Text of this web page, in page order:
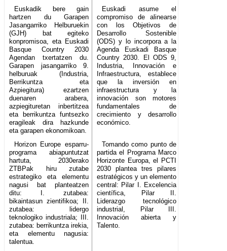
Euskadik bere gain
hartzen du Garapen
Jasangarriko Helburuekin
(GJH) bat egiteko
konpromisoa, eta Euskadi
Basque Country 2030
Agendan txertatzen du.
Garapen jasangarriko 9.
helburuak (Industria,
Berrikuntza eta
Azpiegitura) ezartzen
duenaren arabera,
azpiegituretan inbertitzea
eta berrikuntza funtsezko
eragileak dira hazkunde
eta garapen ekonomikoan.
Euskadi asume el
compromiso de alinearse
con los Objetivos de
Desarrollo Sostenible
(ODS) y lo incorpora a la
Agenda Euskadi Basque
Country 2030. El ODS 9,
Industria, Innovación e
Infraestructura, establece
que la inversión en
infraestructura y la
innovación son motores
fundamentales de
crecimiento y desarrollo
económico.
Horizon Europe esparru-
programa abiapuntutzat
hartuta, 2030erako
ZTBPak hiru zutabe
estrategiko eta elementu
nagusi bat planteatzen
ditu: I. zutabea:
bikaintasun zientifikoa; II.
zutabea: lidergo
teknologiko industriala; III.
zutabea: berrikuntza irekia,
eta elementu nagusia:
talentua.
Tomando como punto de
partida el Programa Marco
Horizonte Europa, el PCTI
2030 plantea tres pilares
estratégicos y un elemento
central: Pilar I. Excelencia
científica, Pilar II.
Liderazgo tecnológico
industrial, Pilar III.
Innovación abierta y
Talento.